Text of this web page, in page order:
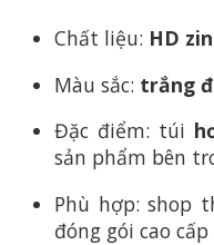
Chất liệu: HD zin
Màu sắc: trắng
Đặc điểm: túi
sản phẩm bên
Phù hợp: shop
đóng gói cao cấp